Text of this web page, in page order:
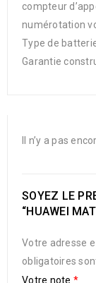
compteur
numérotation
Type de
Garantie
Il n’y a pas
SOYEZ LE
“HUAWEI
Votre adresse
obligatoires
Votre note *